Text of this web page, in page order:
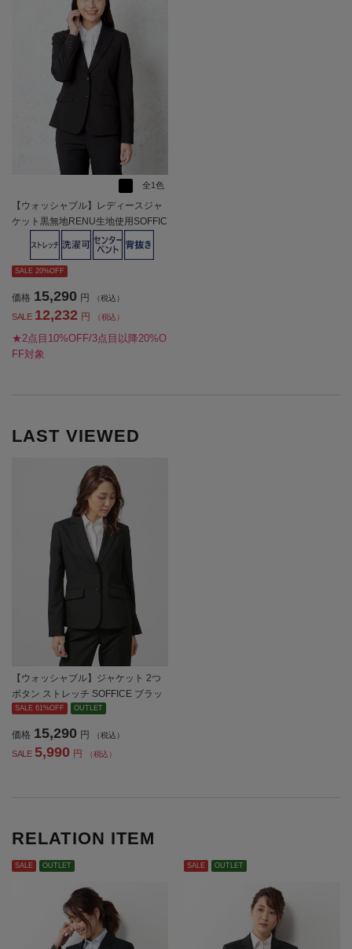
全1色
【ウォッシャブル】レディースジャ
ケット黒無地RENU生地使用SOFFIC
E通年【レディース】
SALE 20%OFF
価格 15,290 円 （税込）
SALE 12,232 円 （税込）
★2点目10%OFF/3点目以降20%O
FF対象
LAST VIEWED
【ウォッシャブル】ジャケット 2つ
ボタン ストレッチ SOFFICE ブラッ
ク 無地 通年【レディース】
SALE 61%OFF OUTLET
価格 15,290 円 （税込）
SALE 5,990 円 （税込）
RELATION ITEM
SALE OUTLET SALE OUTLET